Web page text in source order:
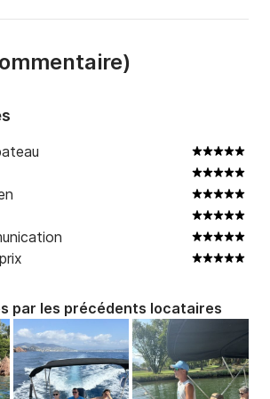
la Napoule). Pour plus de
)
par les précédents locataires